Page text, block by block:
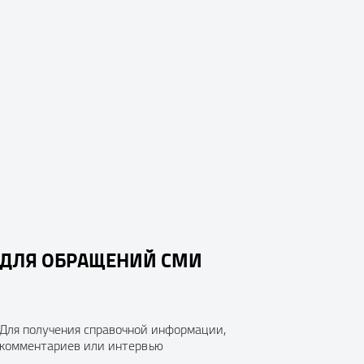
ДЛЯ ОБРАЩЕНИЙ СМИ
Для получения справочной информации,
комментариев или интервью